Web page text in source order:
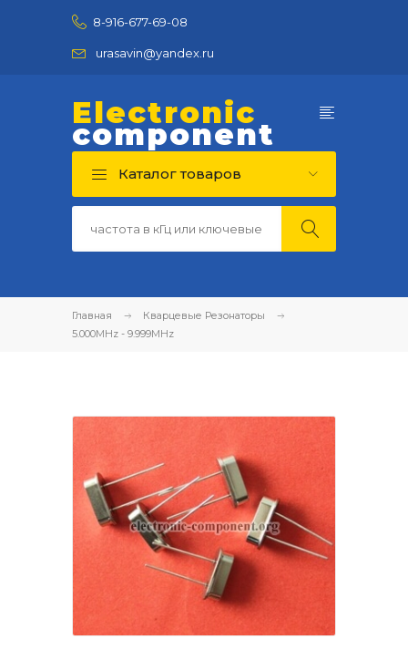
8-916-677-69-08
urasavin@yandex.ru
Electronic
component
Каталог товаров
Главная
Кварцевые Резонаторы
5.000MHz - 9.999MHz